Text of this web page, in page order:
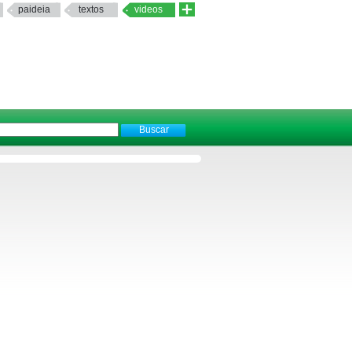
paideia textos videos